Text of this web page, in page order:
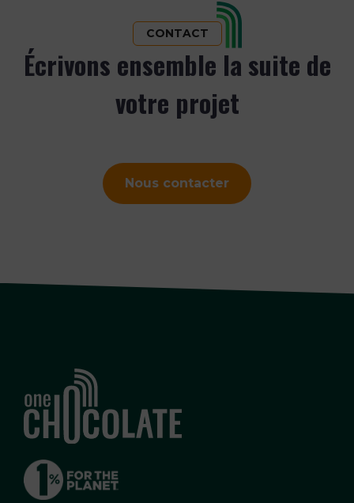
CONTACT
Écrivons ensemble la suite de
votre projet
Nous contacter